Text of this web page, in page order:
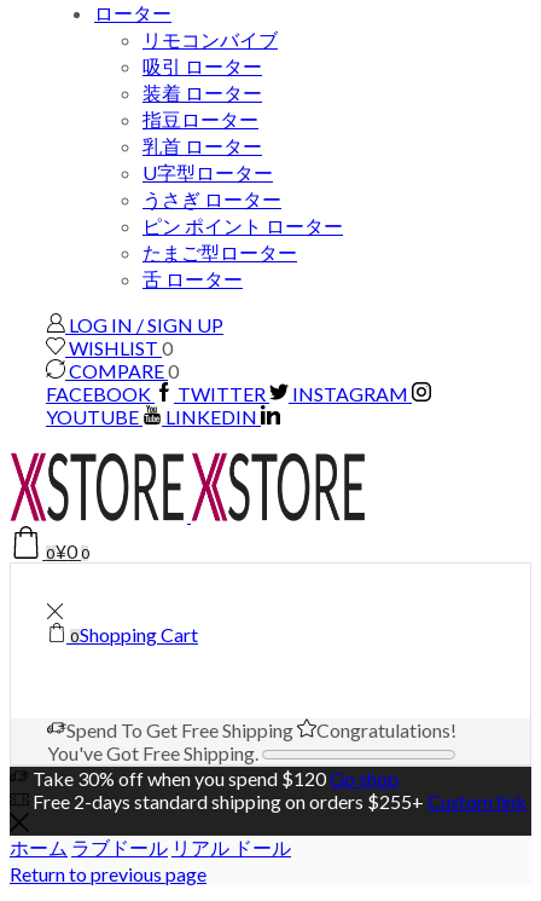
ローター
リモコンバイブ
吸引 ローター
装着 ローター
指豆ローター
乳首 ローター
U字型ローター
うさぎ ローター
ピン ポイント ローター
たまご型ローター
舌 ローター
LOG IN / SIGN UP
WISHLIST 0
COMPARE0
FACEBOOK
TWITTER
INSTAGRAM
YOUTUBE
LINKEDIN
0¥0 0
0Shopping Cart
Spend To Get Free Shipping
Congratulations!
You've Got Free Shipping.
Take 30% off when you spend $120Go shop
Free 2-days standard shipping on orders $255+ Custom link
ホーム ラブドール リアル ドール
Return to previous page